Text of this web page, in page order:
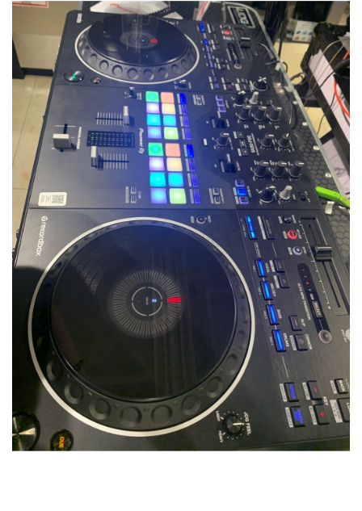
エレキギター アコギ/エレアコ
ウクレレ
ドラム パーカッション
キーボード 電子ピアノ
管楽器 その他楽器
エフェクター
DJ機器